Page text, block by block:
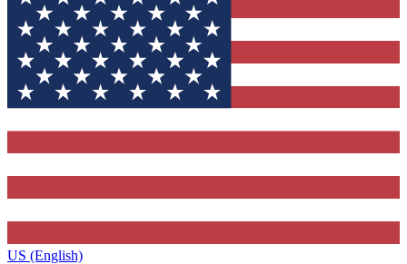
US (English)